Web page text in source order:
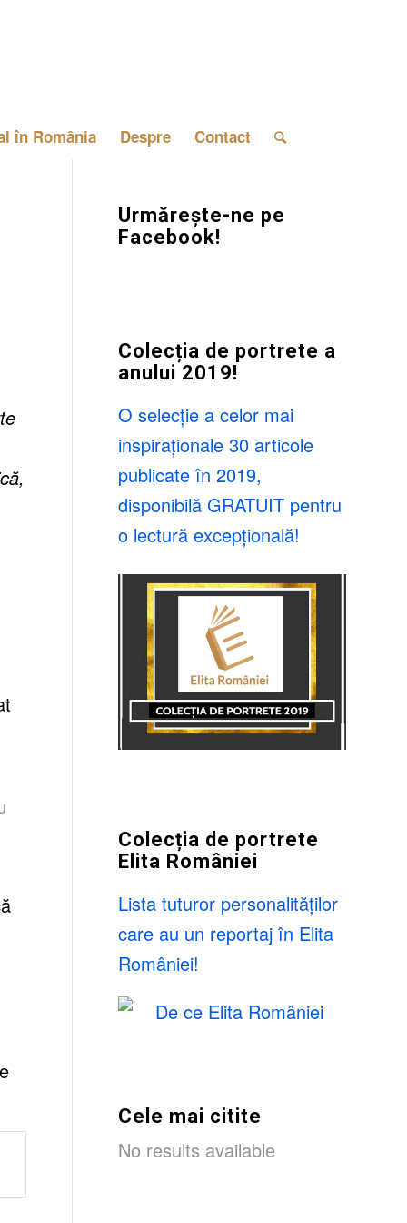
în România Despre Contact
Urmărește-ne pe
Facebook!
Colecția de portrete a
anului 2019!
O selecție a celor mai
inspiraționale 30 articole
publicate în 2019,
disponibilă GRATUIT pentru
o lectură excepțională!
Colecția de portrete
Elita României
Lista tuturor personalităților
care au un reportaj în Elita
României!
Cele mai citite
No results available